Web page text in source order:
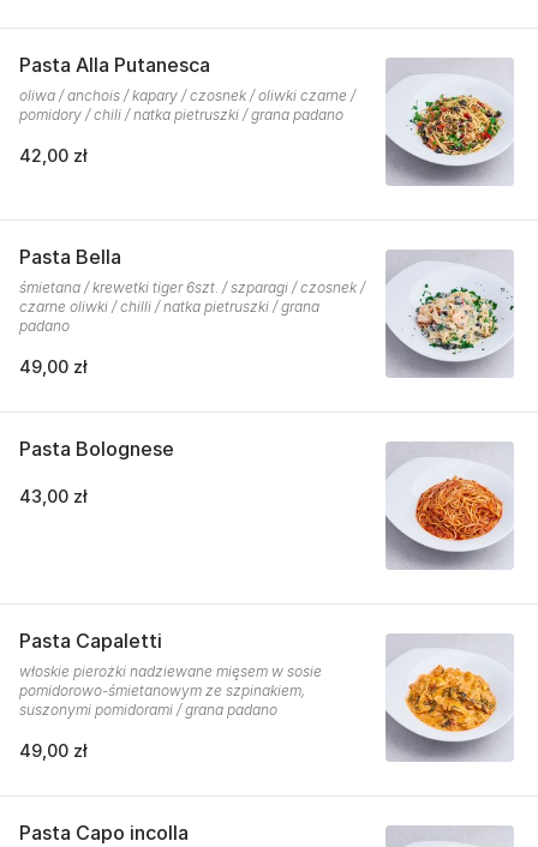
Pasta Alla Putanesca
oliwa / anchois / kapary / czosnek / oliwki czarne /
pomidory / chili / natka pietruszki / grana padano
42,00 zł
Pasta Bella
śmietana / krewetki tiger 6szt. / szparagi / czosnek /
czarne oliwki / chilli / natka pietruszki / grana
padano
49,00 zł
Pasta Bolognese
43,00 zł
Pasta Capaletti
włoskie pierożki nadziewane mięsem w sosie
pomidorowo-śmietanowym ze szpinakiem,
suszonymi pomidorami / grana padano
49,00 zł
Pasta Capo incolla